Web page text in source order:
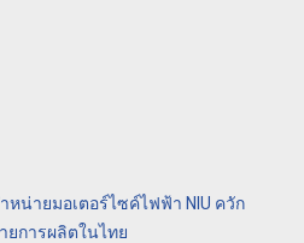
หน่ายมอเตอร์ไซค์ไฟฟ้า NIU ควัก
ยการผลิตในไทย